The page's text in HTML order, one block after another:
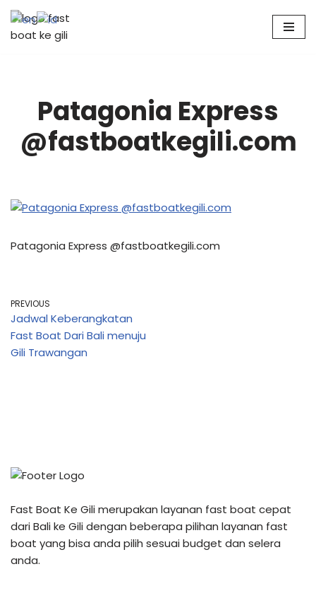
Skip
Patagonia Express
@fastboatkegili.com
Patagonia Express @fastboatkegili.com
PREVIOUS
Jadwal Keberangkatan
Fast Boat Dari Bali menuju
Gili Trawangan
Fast Boat Ke Gili merupakan layanan fast boat cepat
dari Bali ke Gili dengan beberapa pilihan layanan fast
boat yang bisa anda pilih sesuai budget dan selera
anda.